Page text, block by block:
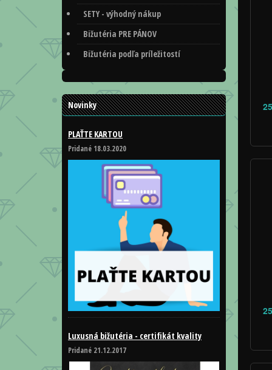
SETY - výhodný nákup
Bižutéria PRE PÁNOV
Bižutéria podľa príležitostí
Novinky
PLAŤTE KARTOU
Pridané 18.03.2020
Luxusná bižutéria - certifikát kvality
Pridané 21.12.2017